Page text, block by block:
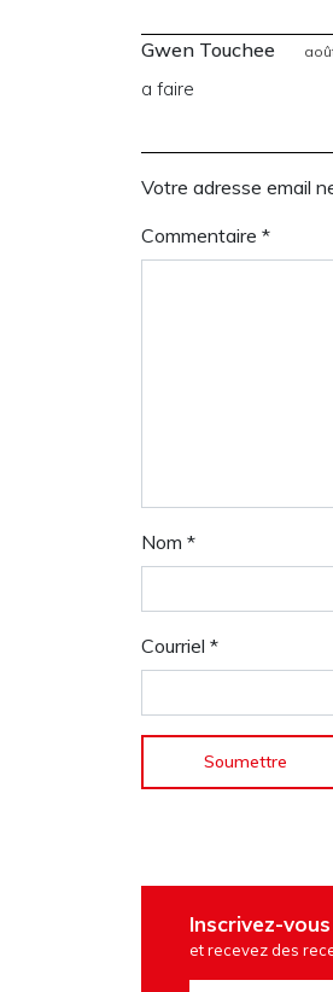
Gwen Touchee
a faire
Votre adresse email
Commentaire *
Nom *
Courriel *
Inscrivez-
et recevez des